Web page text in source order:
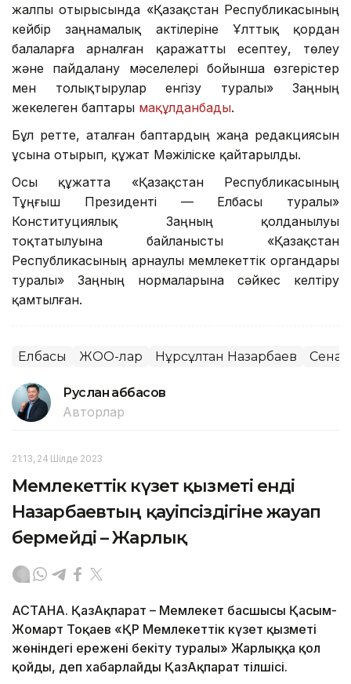
жалпы отырысында «Қазақстан Республикасының
кейбір заңнамалық актілеріне Ұлттық қордан
балаларға арналған қаражатты есептеу, төлеу
және пайдалану мәселелері бойынша өзгерістер
мен толықтырулар енгізу туралы» Заңның
жекелеген баптары мақұлданбады.
Бұл ретте, аталған баптардың жаңа редакциясын
ұсына отырып, құжат Мәжіліске қайтарылды.
Осы құжатта «Қазақстан Республикасының
Тұңғыш Президенті — Елбасы туралы»
Конституциялық Заңның қолданылуы
тоқтатылуына байланысты «Қазақстан
Республикасының арнаулы мемлекеттік органдары
туралы» Заңның нормаларына сәйкес келтіру
қамтылған.
Елбасы ЖОО-лар Нұрсұлтан Назарбаев Сенат
Руслан Ғаббасов
Авторлар
21:13, 24 Шілде 2023
Мемлекеттік күзет қызметі енді
Назарбаевтың қауіпсіздігіне жауап
бермейді – Жарлық
АСТАНА. ҚазАқпарат – Мемлекет басшысы Қасым-
Жомарт Тоқаев «ҚР Мемлекеттік күзет қызметі
жөніндегі ережені бекіту туралы» Жарлыққа қол
қойды, деп хабарлайды ҚазАқпарат тілшісі.